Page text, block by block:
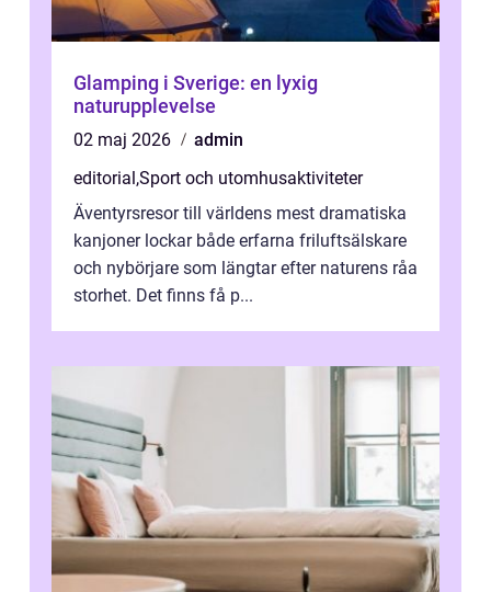
Glamping i Sverige: en lyxig
naturupplevelse
02 maj 2026
admin
editorial ,Sport och utomhusaktiviteter
Äventyrsresor till världens mest dramatiska
kanjoner lockar både erfarna friluftsälskare
och nybörjare som längtar efter naturens råa
storhet. Det finns få p...